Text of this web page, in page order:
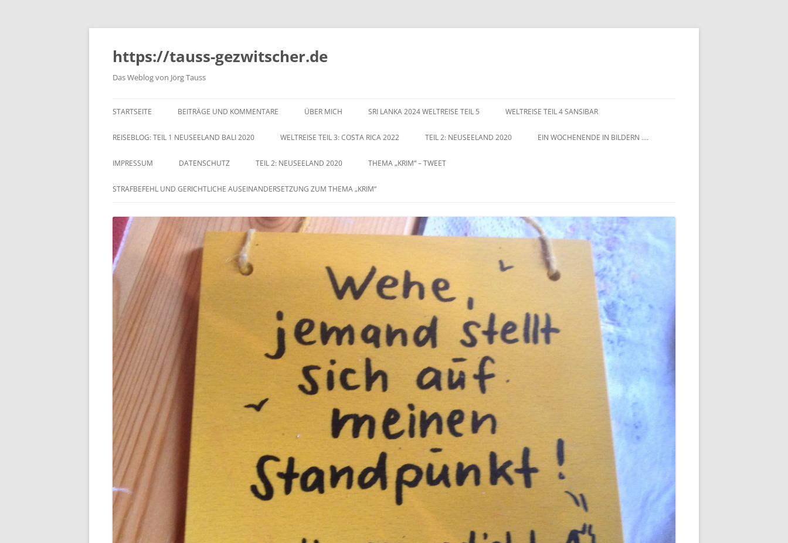
https://tauss-gezwitscher.de
Das Weblog von Jörg Tauss
Inhalt
STARTSEITE BEITRÄGE UND KOMMENTARE ÜBER MICH SRI LANKA 2024 WELTREISE TEIL 5 WELTREISE TEIL 4 SANSIBAR
REISEBLOG: TEIL 1 NEUSEELAND BALI 2020 WELTREISE TEIL 3: COSTA RICA 2022 TEIL 2: NEUSEELAND 2020 EIN WOCHENENDE IN BILDERN ….
IMPRESSUM DATENSCHUTZ TEIL 2: NEUSEELAND 2020 THEMA „KRIM“ – TWEET
STRAFBEFEHL UND GERICHTLICHE AUSEINANDERSETZUNG ZUM THEMA „KRIM“